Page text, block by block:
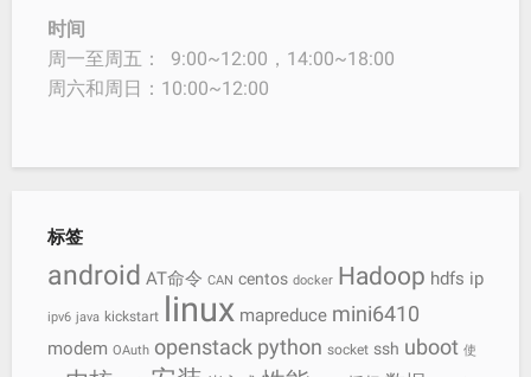
时间
周一至周五： 9:00~12:00，14:00~18:00
周六和周日：10:00~12:00
标签
android AT命令 CAN centos docker Hadoop hdfs ip
ipv6 java kickstart linux mapreduce mini6410
modem OAuth openstack python socket ssh uboot 使